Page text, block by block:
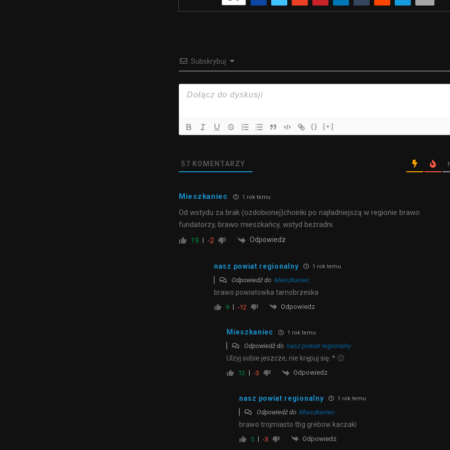
Subskrybuj
{} [+]
57 KOMENTARZY
Mieszkaniec 1 rok temu
Od wstydu za brak (ozdobionej)choinki po najładniejszą w regionie brawo
fundatorzy, brawo mieszkańcy, wstyd bezradni.
19 -2 Odpowiedz
nasz powiat regionalny 1 rok temu
Odpowiedź do Mieszkaniec
brawo powiatowka tarnobrzeska
9 -12 Odpowiedz
Mieszkaniec 1 rok temu
Odpowiedź do nasz powiat regionalny
Ulżyj sobie jeszcze, nie krępuj się :* 🙂
12 -3 Odpowiedz
nasz powiat regionalny 1 rok temu
Odpowiedź do Mieszkaniec
brawo trojmiasto tbg grebow kaczaki
5 -3 Odpowiedz